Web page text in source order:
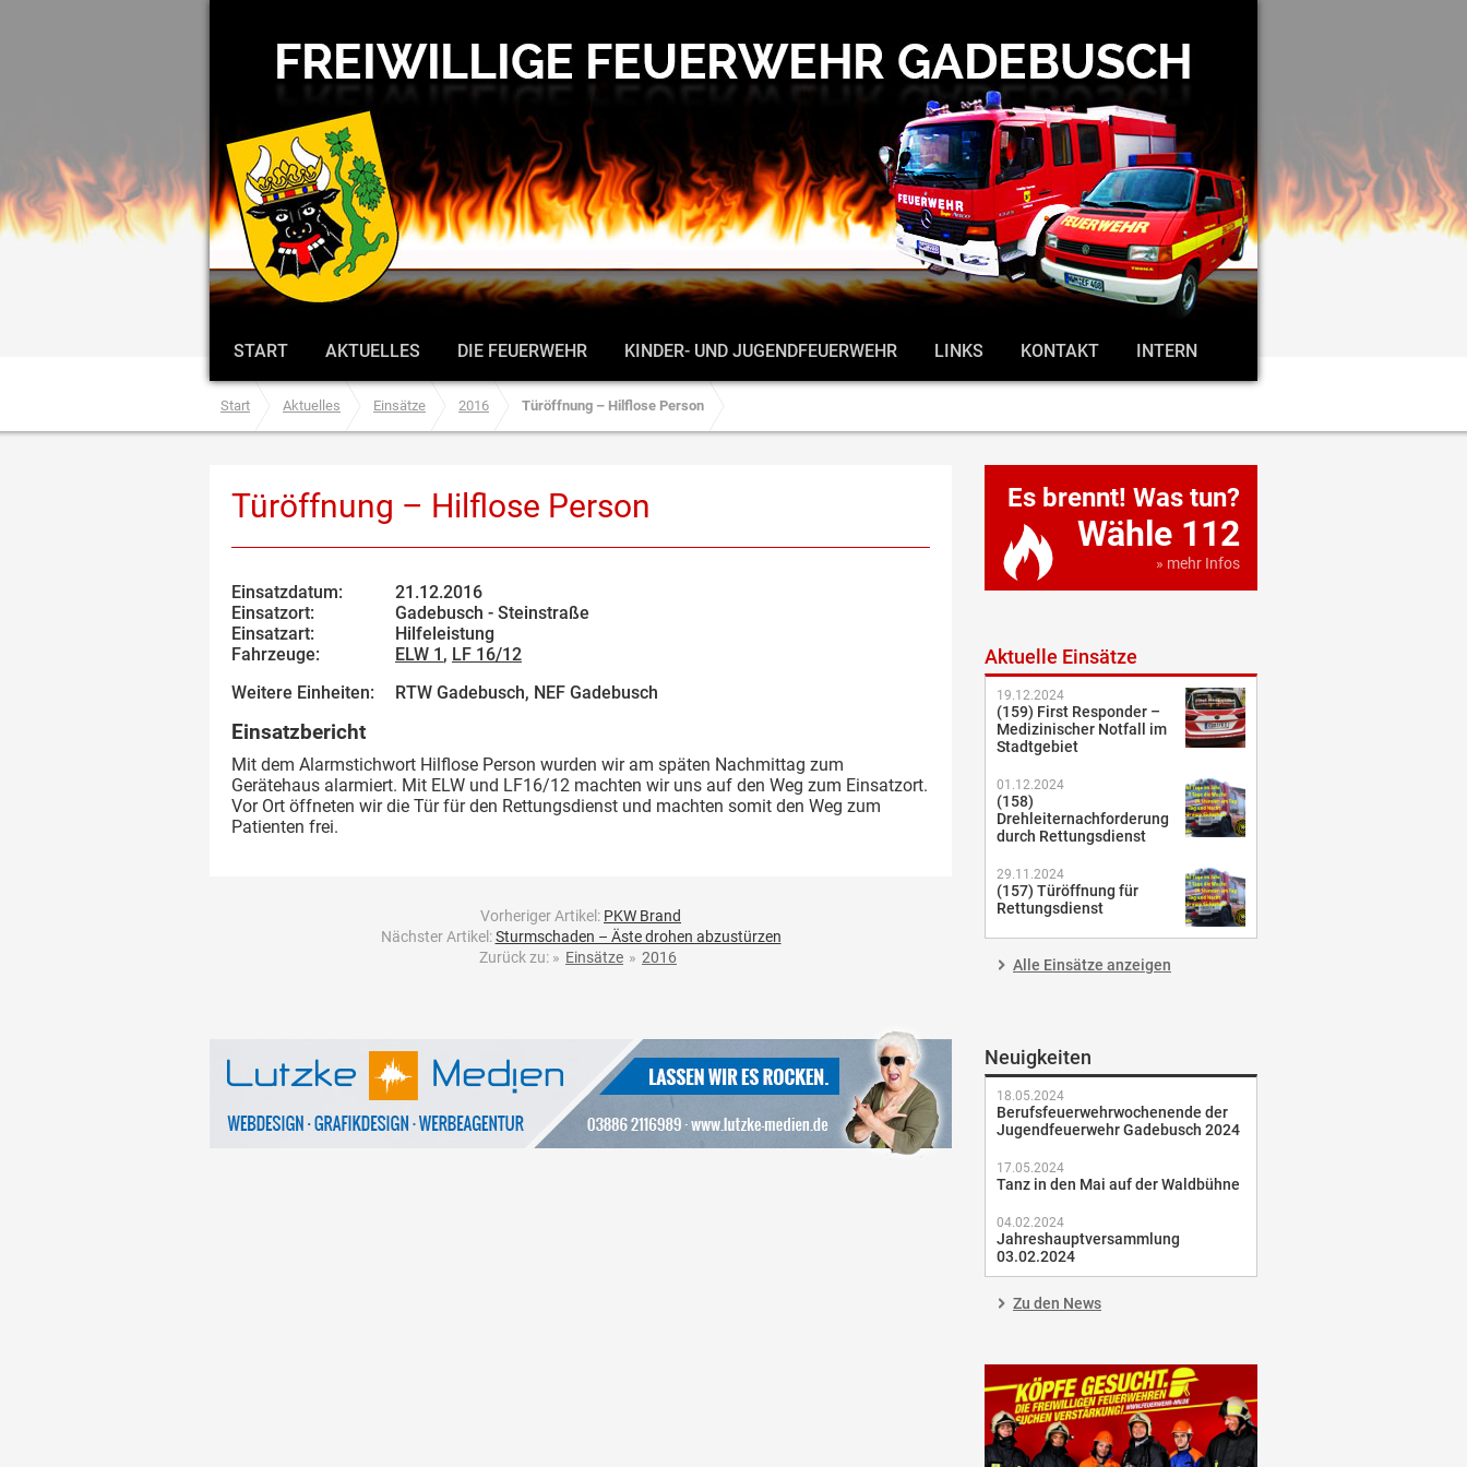
START AKTUELLES DIE FEUERWEHR KINDER- UND JUGENDFEUERWEHR LINKS KONTAKT INTERN
Start Aktuelles Einsätze 2016 Türöffnung – Hilflose Person
Türöffnung – Hilflose Person
Einsatzdatum:
21.12.2016
Einsatzort:
Gadebusch - Steinstraße
Einsatzart:
Hilfeleistung
Fahrzeuge:
ELW 1 , LF 16/12
Weitere Einheiten:
RTW Gadebusch, NEF Gadebusch
Einsatzbericht
Mit dem Alarmstichwort Hilflose Person wurden wir am späten Nachmittag zum
Gerätehaus alarmiert. Mit ELW und LF16/12 machten wir uns auf den Weg zum Einsatzort.
Vor Ort öffneten wir die Tür für den Rettungsdienst und machten somit den Weg zum
Patienten frei.
Vorheriger Artikel: PKW Brand
Nächster Artikel:Sturmschaden – Äste drohen abzustürzen
Zurück zu: » Einsätze » 2016
Es brennt! Was tun?
Wähle 112
» mehr Infos
Aktuelle Einsätze
19.12.2024
(159) First Responder –
Medizinischer Notfall im
Stadtgebiet
01.12.2024
(158)
Drehleiternachforderung
durch Rettungsdienst
29.11.2024
(157) Türöffnung für
Rettungsdienst
Alle Einsätze anzeigen
Neuigkeiten
18.05.2024
Berufsfeuerwehrwochenende der
Jugendfeuerwehr Gadebusch 2024
17.05.2024
Tanz in den Mai auf der Waldbühne
04.02.2024
Jahreshauptversammlung
03.02.2024
Zu den News